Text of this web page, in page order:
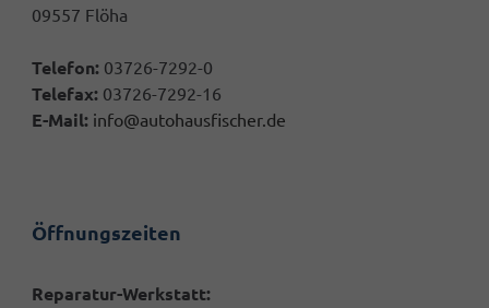
09557 Flöha
Telefon: 03726-7292-0
Telefax: 03726-7292-16
E-Mail: info@autohausfischer.de
Öffnungszeiten
Reparatur-Werkstatt: